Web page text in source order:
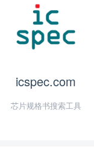
icspec.com
芯片规格书搜索工具